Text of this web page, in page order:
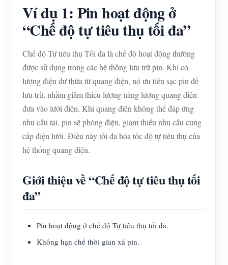
Ví dụ 1: Pin hoạt động ở
“Chế độ tự tiêu thụ tối đa”
Chế độ Tự tiêu thụ Tối đa là chế độ hoạt động thường
được sử dụng trong các hệ thống lưu trữ pin. Khi có
lượng điện dư thừa từ quang điện, nó ưu tiên sạc pin để
lưu trữ, nhằm giảm thiểu lượng năng lượng quang điện
đưa vào lưới điện. Khi quang điện không thể đáp ứng
nhu cầu tải, pin sẽ phóng điện, giảm thiểu nhu cầu cung
cấp điện lưới. Điều này tối đa hóa tốc độ tự tiêu thụ của
hệ thống quang điện.
Giới thiệu về “Chế độ tự tiêu thụ tối
đa”
Pin hoạt động ở chế độ Tự tiêu thụ tối đa.
Không hạn chế thời gian xả pin.